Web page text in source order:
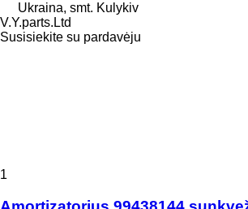
Ukraina, smt. Kulykiv
V.Y.parts.Ltd
Susisiekite su pardavėju
1